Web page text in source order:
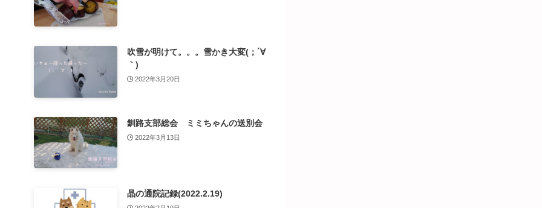
吹雪が明けて。。。雪かき大変(；´∀
｀)
2022年3月20日
釧路支部総会 ミミちゃんの送別会
2022年3月13日
晶の通院記録(2022.2.19)